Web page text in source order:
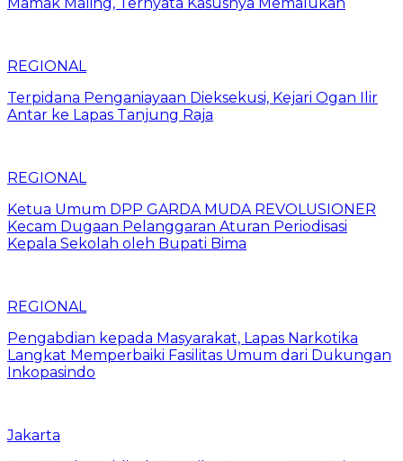
REGIONAL
Terpidana Penganiayaan Dieksekusi, Kejari Ogan Ilir
Antar ke Lapas Tanjung Raja
REGIONAL
Ketua Umum DPP GARDA MUDA REVOLUSIONER
Kecam Dugaan Pelanggaran Aturan Periodisasi
Kepala Sekolah oleh Bupati Bima
REGIONAL
Pengabdian kepada Masyarakat, Lapas Narkotika
Langkat Memperbaiki Fasilitas Umum dari Dukungan
Inkopasindo
Jakarta